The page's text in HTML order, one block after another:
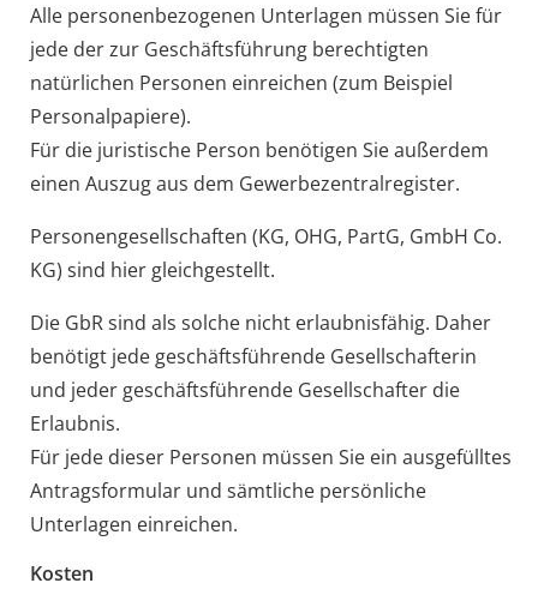
Alle personenbezogenen Unterlagen müssen Sie für
jede der zur Geschäftsführung berechtigten
natürlichen Personen einreichen (zum Beispiel
Personalpapiere).
Für die juristische Person benötigen Sie außerdem
einen Auszug aus dem Gewerbezentralregister.
Personengesellschaften (KG, OHG, PartG, GmbH Co.
KG) sind hier gleichgestellt.
Die GbR sind als solche nicht erlaubnisfähig. Daher
benötigt jede geschäftsführende Gesellschafterin
und jeder geschäftsführende Gesellschafter die
Erlaubnis.
Für jede dieser Personen müssen Sie ein ausgefülltes
Antragsformular und sämtliche persönliche
Unterlagen einreichen.
Kosten